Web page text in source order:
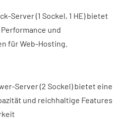
Server (1 Sockel, 1 HE) bietet
und
für Web-Hosting.
Server (2 Sockel) bietet eine
und reichhaltige Features